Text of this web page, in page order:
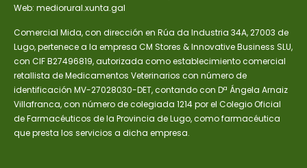
Web: mediorural.xunta.gal
Comercial Mida, con dirección en Rúa da Industria 34A, 27003 de
Lugo, pertenece a la empresa CM Stores & Innovative Business SLU,
con CIF B27496819, autorizada como establecimiento comercial
retallista de Medicamentos Veterinarios con número de
identificación MV-27028030-DET, contando con Dª Ángela Arnaiz
Villafranca, con número de colegiada 1214 por el Colegio Oficial
de Farmacéuticos de la Provincia de Lugo, como farmacéutica
que presta los servicios a dicha empresa.